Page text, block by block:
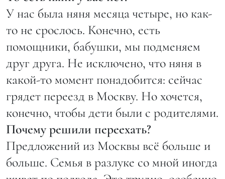
У нас была няня месяца четыре, но как-
то не срослось. Конечно, есть
помощники, бабушки, мы подменяем
друг друга. Не исключено, что няня в
какой-то момент понадобится: сейчас
грядет переезд в Москву. Но хочется,
конечно, чтобы дети были с родителями.
Почему решили переехать?
Предложений из Москвы всё больше и
больше. Семья в разлуке со мной иногда